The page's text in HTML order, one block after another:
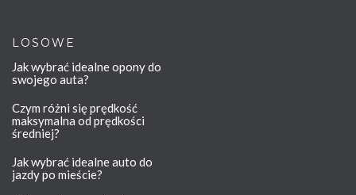
LOSOWE
Jak wybrać idealne opony do
swojego auta?
Czym różni się prędkość
maksymalna od prędkości
średniej?
Jak wybrać idealne auto do
jazdy po mieście?